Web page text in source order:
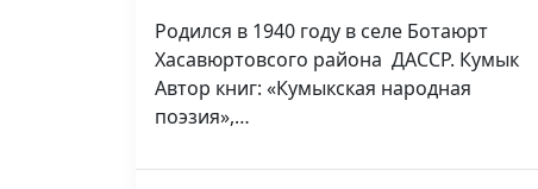
Родился в 1940 году в селе Ботаюрт
Хасавюртовсого района ДАССР. Кумык
Автор книг: «Кумыкская народная
поэзия»,…